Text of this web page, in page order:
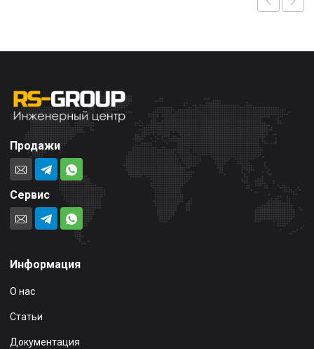
Продажи
Сервис
Информация
О нас
Статьи
Документация